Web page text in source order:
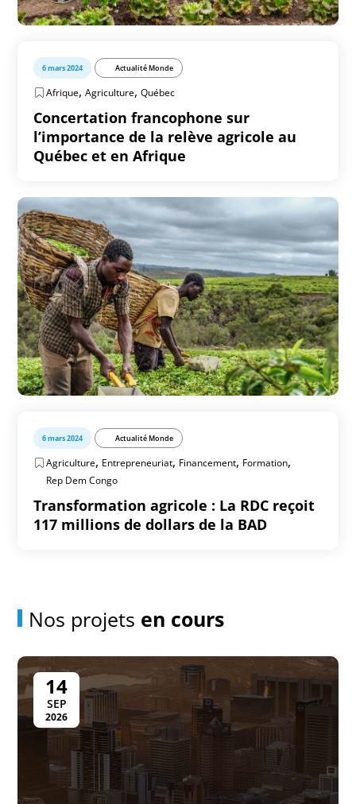
6 mars 2024 Actualité Monde
Afrique,Agriculture,Québec
Concertation francophone sur
l’importance de la relève agricole au
Québec et en Afrique
6 mars 2024 Actualité Monde
Agriculture, Entrepreneuriat, Financement, Formation,
Rep Dem Congo
Transformation agricole : La RDC reçoit
117 millions de dollars de la BAD
Nos projets en cours
14
SEP
2026